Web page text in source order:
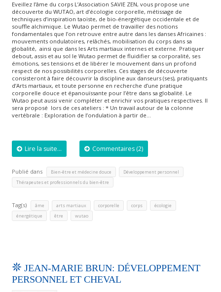
Eveillez l’âme du corps L’Association SAVIE ZEN, vous propose une
découverte du WUTAO, art d’écologie corporelle, métissage de
techniques d’inspiration taoïste, de bio-énergétique occidentale et de
souffle alchimique. Le Wutao permet de travailler des notions
fondamentales que l’on retrouve entre autre dans les danses Africaines :
mouvements ondulatoires, relâchés, mobilisation du corps dans sa
globalité, ainsi que dans les Arts martiaux internes et externe. Pratiquer
debout, assis et au sol le Wutao permet de fluidifier sa corporalité, ses
émotions, ses tensions et de libérer le mouvement dans un profond
respect de nos possibilités corporelles. Ces stages de découverte
consisteront à faire découvrir la discipline aux danseurs (ses), pratiquants
d’Arts martiaux, et toute personne en recherche d’une pratique
corporelle douce et épanouïssante pour l’être dans sa globalité. Le
Wutao peut aussi venir compléter et enrichir vos pratiques respectives. Il
sera proposé lors de ces ateliers : * Un travail autour de la colonne
vertébrale : Exploration de l’ondulation à partir de…
Lire la suite... Commentaires (2)
Publié dans Bien-être et médecine douce Développement personnel
Thérapeutes et professionnels du bien-être
Tag(s) âme arts martiaux corporelle corps écologie
énergétique être wutao
JEAN-MARIE BRUN: DÉVELOPPEMENT
PERSONNEL ET CHEVAL